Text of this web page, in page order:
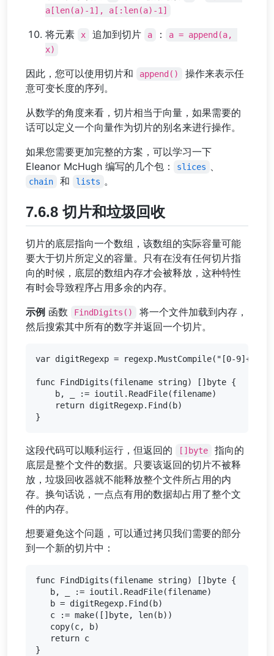
a[len(a)-1], a[:len(a)-1]
将元素 x 追加到切片 a ：
a = append(a,
x)
因此，您可以使用切片和 append()
操作来表示任
意可变长度的序列。
从数学的角度来看，切片相当于向量，如果需要的
话可以定义一个向量作为切片的别名来进行操作。
如果您需要更加完整的方案，可以学习一下
Eleanor McHugh 编写的几个包：
slices
chain 和 lists 。
7.6.8 切片和垃圾回收
切片的底层指向一个数组，该数组的实际容量可能
要大于切片所定义的容量。只有在没有任何切片指
向的时候，底层的数组内存才会被释放，这种特性
有时会导致程序占用多余的内存。
示例 函数 FindDigits()
将一个文件加载到内存，
然后搜索其中所有的数字并返回一个切片。
var digitRegexp = regexp.MustCompile("[0-9]+")
func FindDigits(filename string) []byte {
    b, _ := ioutil.ReadFile(filename)
    return digitRegexp.Find(b)
这段代码可以顺利运行，但返回的 []byte
指向的
底层是整个文件的数据。只要该返回的切片不被释
放，垃圾回收器就不能释放整个文件所占用的内
存。换句话说，一点点有用的数据却占用了整个文
件的内存。
想要避免这个问题，可以通过拷贝我们需要的部分
到一个新的切片中：
func FindDigits(filename string) []byte {
   b, _ := ioutil.ReadFile(filename)
   b = digitRegexp.Find(b)
   c := make([]byte, len(b))
   copy(c, b)
   return c